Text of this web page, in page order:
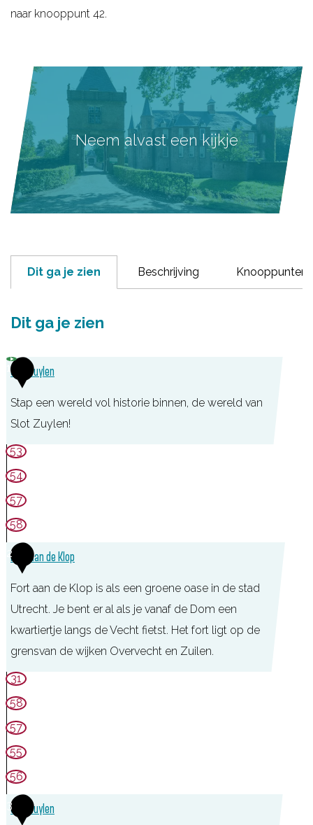
naar knooppunt 42.
Neem alvast een kijkje
Dit ga je zien Beschrijving Knooppunten
Dit ga je zien
1Slot Zuylen
Stap een wereld vol historie binnen, de wereld van
Slot Zuylen!
S
l
o
Z
u
l
e
n
53
54
57
58
2Fort aan de Klop
Fort aan de Klop is als een groene oase in de stad
Utrecht. Je bent er al als je vanaf de Dom een
kwartiertje langs de Vecht fietst. Het fort ligt op de
grensvan de wijken Overvecht en Zuilen.
F
o
r
a
a
n
31
58
57
55
56
3Slot Zuylen